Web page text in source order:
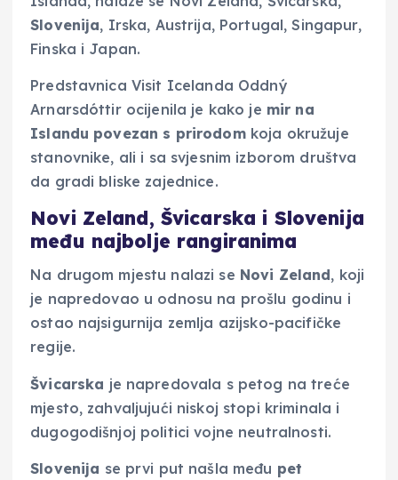
Slovenija, Irska, Austrija, Portugal, Singapur,
Finska i Japan.
Predstavnica Visit Icelanda Oddný
Arnarsdóttir ocijenila je kako je mir na
Islandu povezan s prirodomkoja okružuje
stanovnike, ali i sa svjesnim izborom društva
da gradi bliske zajednice.
Novi Zeland, Švicarska i Slovenija
među najbolje rangiranima
Na drugom mjestu nalazi se Novi Zeland, koji
je napredovao u odnosu na prošlu godinu i
ostao najsigurnija zemlja azijsko-pacifičke
regije.
Švicarska je napredovala s petog na treće
mjesto, zahvaljujući niskoj stopi kriminala i
dugogodišnjoj politici vojne neutralnosti.
Slovenija se prvi put našla među pet